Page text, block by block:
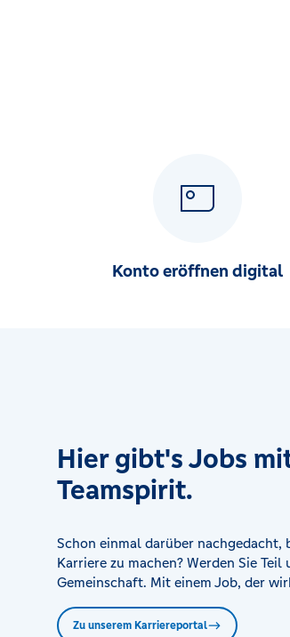
Konto eröffnen digital
Hier gibt's Jobs
Teamspirit.
Schon einmal darüber nachgedacht,
Karriere zu machen? Werden Sie Teil
Gemeinschaft. Mit einem Job, der
Zu unserem Karriereportal